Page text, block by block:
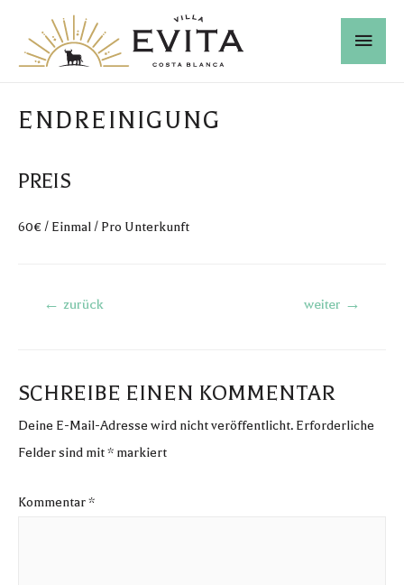
ENDREINIGUNG
PREIS
60€ / Einmal / Pro Unterkunft
← zurück weiter →
SCHREIBE EINEN KOMMENTAR
Deine E-Mail-Adresse wird nicht veröffentlicht. Erforderliche
Felder sind mit* markiert
Kommentar*